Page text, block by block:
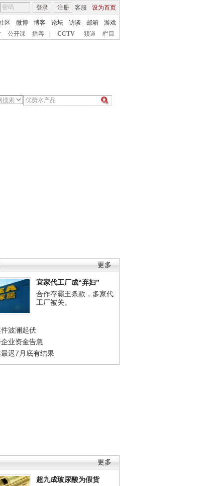
客服 设为首页
登录 注册
区 微博 博客 论坛 访谈 邮箱
游戏
公开课 播客 CCTV 频道 栏目
更多
宜家代工厂成“弃妇”
合作存霸王条款，多家代
工厂被关。
波澜起伏
业资金告急
迟7月底有结果
更多
超九成玻尿酸为假货